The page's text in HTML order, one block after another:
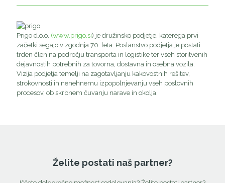
Prigo d.o.o. (www.prigo.si) je družinsko podjetje, katerega prvi
začetki segajo v zgodnja 70. leta. Poslanstvo podjetja je postati
trden člen na področju transporta in logistike ter vseh storitvenih
dejavnostih potrebnih za tovorna, dostavna in osebna vozila.
Vizija podjetja temelji na zagotavljanju kakovostnih rešitev,
strokovnosti in nenehnemu izpopolnjevanju vseh poslovnih
procesov, ob skrbnem čuvanju narave in okolja.
Želite postati naš partner?